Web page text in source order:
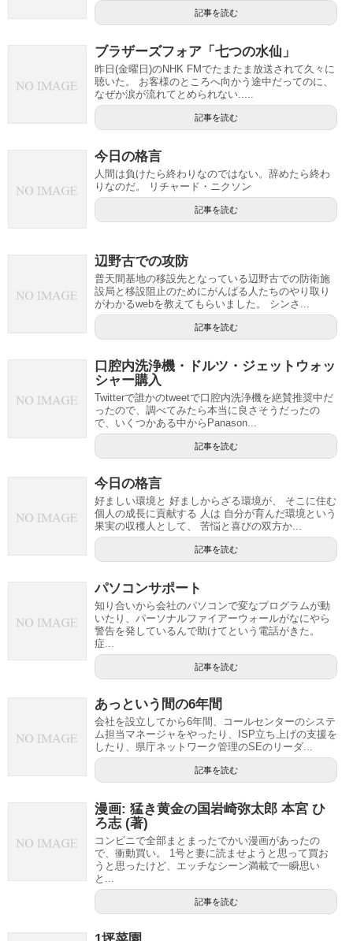
記事を読む
ブラザーズフォア「七つの水仙」
昨日(金曜日)のNHK FMでたまたま放送されて久々に
聴いた。 お客様のところへ向かう途中だってのに、
なぜか涙が流れてとめられない.....
記事を読む
今日の格言
人間は負けたら終わりなのではない。辞めたら終わ
りなのだ。 リチャード・ニクソン
記事を読む
辺野古での攻防
普天間基地の移設先となっている辺野古での防衛施
設局と移設阻止のためにがんばる人たちのやり取り
がわかるwebを教えてもらいました。 シンさ...
記事を読む
口腔内洗浄機・ドルツ・ジェットウォッ
シャー購入
Twitterで誰かのtweetで口腔内洗浄機を絶賛推奨中だ
ったので、調べてみたら本当に良さそうだったの
で、いくつかある中からPanason...
記事を読む
今日の格言
好ましい環境と 好ましからざる環境が、 そこに住む
個人の成長に貢献する 人は 自分が育んだ環境という
果実の収穫人として、 苦悩と喜びの双方か...
記事を読む
パソコンサポート
知り合いから会社のパソコンで変なプログラムが動
いたり、パーソナルファイアーウォールがなにやら
警告を発しているんで助けてという電話がきた。
症...
記事を読む
あっという間の6年間
会社を設立してから6年間、コールセンターのシステ
ム担当マネージャをやったり、ISP立ち上げの支援を
したり、県庁ネットワーク管理のSEのリーダ...
記事を読む
漫画: 猛き黄金の国岩崎弥太郎 本宮 ひ
ろ志 (著)
コンビニで全部まとまったでかい漫画があったの
で、衝動買い。 1号と妻に読ませようと思って買お
うと思ったけど、エッチなシーン満載で一瞬思い
と...
記事を読む